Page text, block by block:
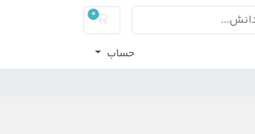
0
کارت خرید
حساب